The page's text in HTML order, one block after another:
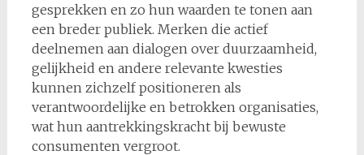
gesprekken en zo hun waarden te tonen aan
een breder publiek. Merken die actief
deelnemen aan dialogen over duurzaamheid,
gelijkheid en andere relevante kwesties
kunnen zichzelf positioneren als
verantwoordelijke en betrokken organisaties,
wat hun aantrekkingskracht bij bewuste
consumenten vergroot.